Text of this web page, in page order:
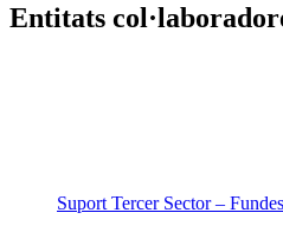
Entitats
Suport Tercer Sector –